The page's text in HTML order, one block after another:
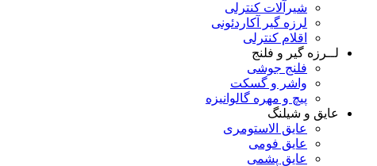
شیرآلات کنترلی
لرزه گیر آکاردئونی
اقلام کنترلی
لــرزه گیر و فلنج
فلنج جوشی
واشر و گسکت
پیچ و مهره گالوانیزه
عایق و شیلنگ
عایق الاستومری
عایق فومی
عایق پشمی